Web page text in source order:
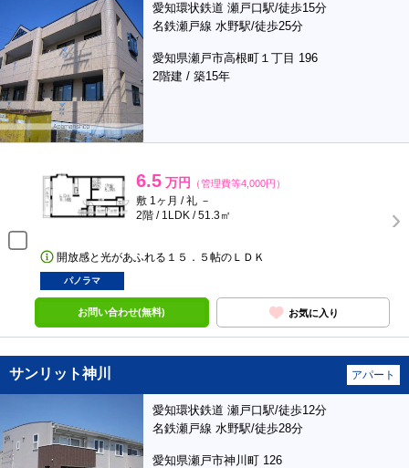
愛知環状鉄道 瀬戸口駅/徒歩15分
名鉄瀬戸線 水野駅/徒歩25分
愛知県瀬戸市高根町１丁目 196
2階建 / 築15年
6.5 万円 （管理費等4,000円）
敷 1ヶ月 / 礼 －
2階 / 1LDK / 51.3㎡
開放感と光があふれる１５．５帖のＬＤＫ
パノラマ
お問い合わせ(無料) お気に入り
サンリット神川 アパート
愛知環状鉄道 瀬戸口駅/徒歩12分
名鉄瀬戸線 水野駅/徒歩28分
愛知県瀬戸市神川町 126